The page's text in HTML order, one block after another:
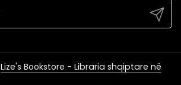
Submit
Lize's Bookstore - Libraria shqiptare në